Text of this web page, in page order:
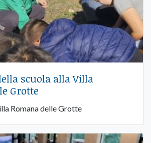
scuola alla Villa
Grotte
Romana delle Grotte